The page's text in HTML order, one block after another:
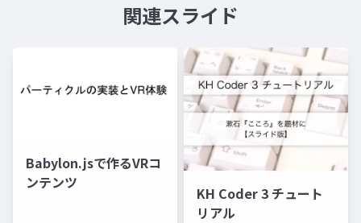
関連スライド
Babylon.jsで作るVRコ
ンテンツ
KH Coder 3 チュート
リアル